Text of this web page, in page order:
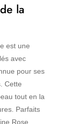
la
est une
avec
pour ses
Cette
tout en la
Parfaits
Rose